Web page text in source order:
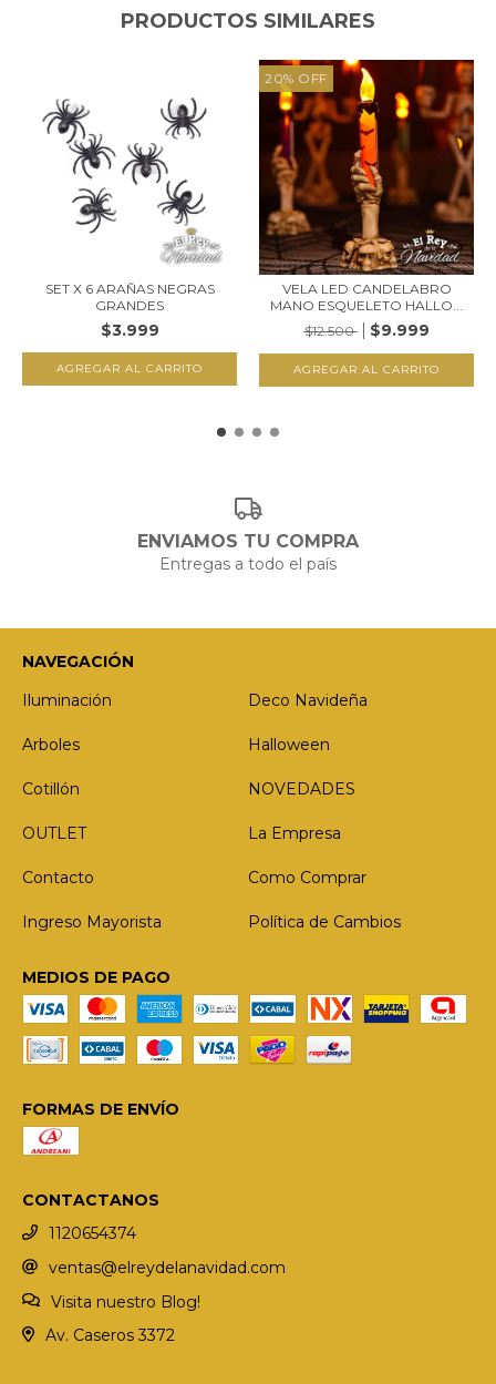
PRODUCTOS SIMILARES
SET X 6 ARAÑAS NEGRAS
GRANDES
$3.999
20% OFF
VELA LED CANDELABRO
MANO ESQUELETO HALLO...
$12.500
$9.999
ENVIAMOS TU COMPRA
Entregas a todo el país
NAVEGACIÓN
Iluminación
Deco Navideña
Arboles Halloween
Cotillón NOVEDADES
OUTLET La Empresa
Contacto Como Comprar
Ingreso Mayorista Política de Cambios
MEDIOS DE PAGO
FORMAS DE ENVÍO
CONTACTANOS
1120654374
ventas@elreydelanavidad.com
Visita nuestro Blog!
Av. Caseros 3372